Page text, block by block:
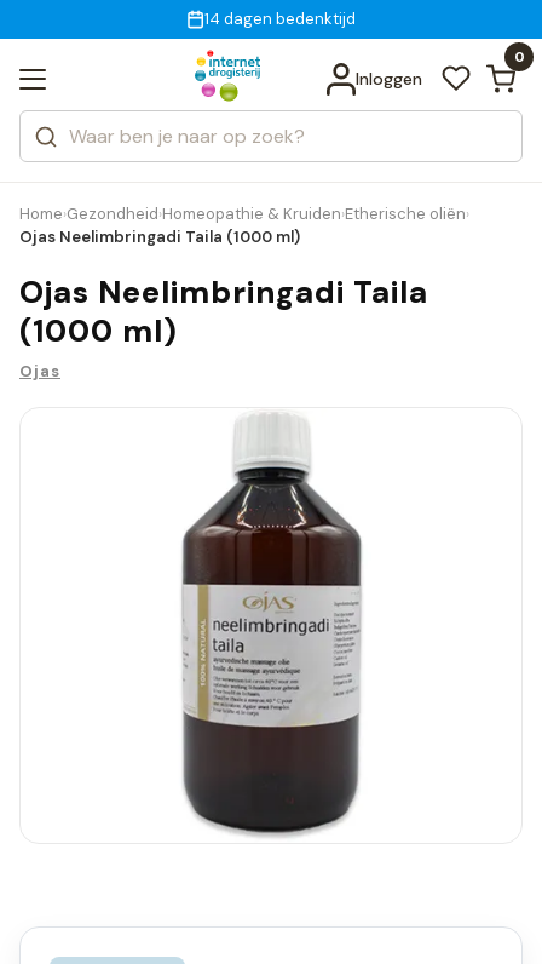
voor 18:00 uur besteld
Gratis bezorging
14 dagen bedenktijd
Inloggen
0
Zoeken
Categorieën
Merken
Bekijk alle resultaten
Home›Gezondheid›Homeopathie & Kruiden›Etherische oliën›
Ojas Neelimbringadi Taila (1000 ml)
Ojas Neelimbringadi Taila
(1000 ml)
Ojas